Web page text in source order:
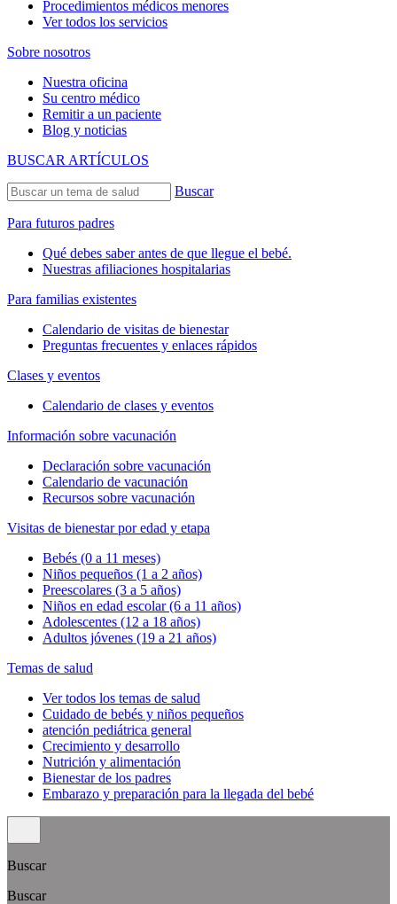
Procedimientos médicos menores
Ver todos los servicios
Sobre nosotros
Nuestra oficina
Su centro médico
Remitir a un paciente
Blog y noticias
BUSCAR ARTÍCULOS
Buscar
Para futuros padres
Qué debes saber antes de que llegue el bebé.
Nuestras afiliaciones hospitalarias
Para familias existentes
Calendario de visitas de bienestar
Preguntas frecuentes y enlaces rápidos
Clases y eventos
Calendario de clases y eventos
Información sobre vacunación
Declaración sobre vacunación
Calendario de vacunación
Recursos sobre vacunación
Visitas de bienestar por edad y etapa
Bebés (0 a 11 meses)
Niños pequeños (1 a 2 años)
Preescolares (3 a 5 años)
Niños en edad escolar (6 a 11 años)
Adolescentes (12 a 18 años)
Adultos jóvenes (19 a 21 años)
Temas de salud
Ver todos los temas de salud
Cuidado de bebés y niños pequeños
atención pediátrica general
Crecimiento y desarrollo
Nutrición y alimentación
Bienestar de los padres
Embarazo y preparación para la llegada del bebé
Buscar
Buscar